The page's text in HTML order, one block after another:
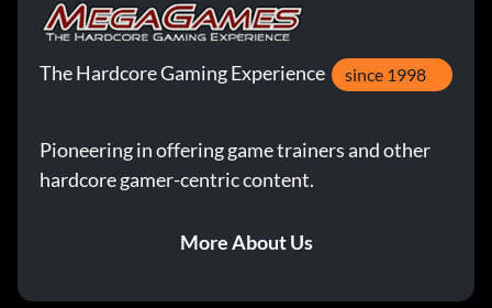
The Hardcore Gaming Experience since 1998
Pioneering in offering game trainers and other
hardcore gamer-centric content.
More About Us